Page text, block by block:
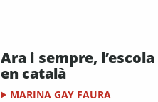
Ara i sempre, l’escola
en català
MARINA GAY FAURA